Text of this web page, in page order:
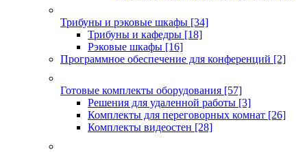
Трибуны и рэковые шкафы [34]
Трибуны и кафедры [18]
Рэковые шкафы [16]
Программное обеспечение для конференций [2]
Готовые комплекты оборудования [57]
Решения для удаленной работы [3]
Комплекты для переговорных комнат [26]
Комплекты видеостен [28]